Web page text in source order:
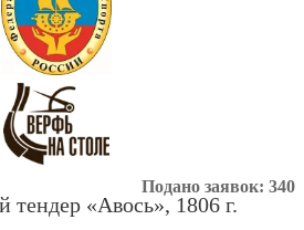
Подано заявок: 340
«Авось», 1806 г.